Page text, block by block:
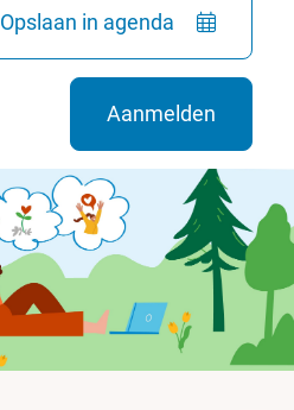
Opslaan in agenda
Aanmelden